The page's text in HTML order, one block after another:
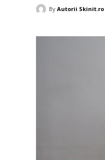
By Autorii Skinit.ro